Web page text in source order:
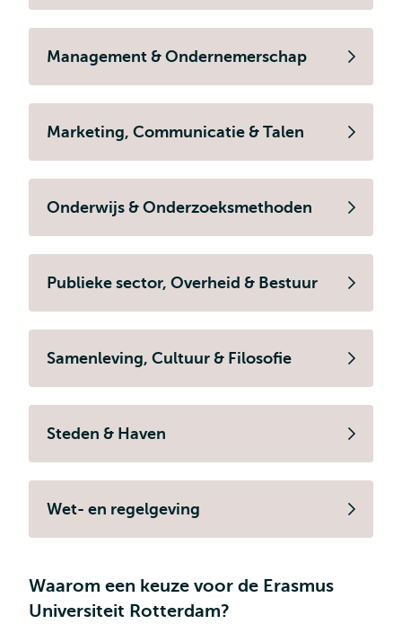
Management & Ondernemerschap
Marketing, Communicatie & Talen
Onderwijs & Onderzoeksmethoden
Publieke sector, Overheid & Bestuur
Samenleving, Cultuur & Filosofie
Steden & Haven
Wet- en regelgeving
Waarom een keuze voor de Erasmus
Universiteit Rotterdam?